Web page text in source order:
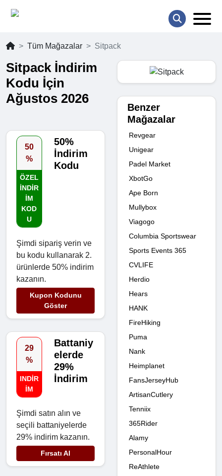
Tüm Mağazalar Sitpack
Sitpack İndirim
Kodu İçin
Ağustos 2026
50
%
ÖZEL
INDIR
IM
KOD
U
50%
İndirim
Kodu
Şimdi sipariş verin ve
bu kodu kullanarak 2.
ürünlerde 50% indirim
kazanın.
Kupon Kodunu
Göster
29
%
INDIR
IM
Battaniy
elerde
29%
İndirim
Şimdi satın alın ve
seçili battaniyelerde
29% indirim kazanın.
Fırsatı Al
Benzer
Mağazalar
Revgear
Unigear
Padel Market
XbotGo
Ape Born
Mullybox
Viagogo
Columbia Sportswear
Sports Events 365
CVLIFE
Herdio
Hears
HANK
FireHiking
Puma
Nank
Heimplanet
FansJerseyHub
ArtisanCutlery
Tenniix
365Rider
Alamy
PersonalHour
ReAthlete